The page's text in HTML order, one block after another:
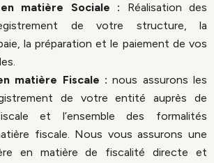
matière Sociale : Réalisation des
de votre structure, la
la préparation et le paiement de vos
matière Fiscale : nous assurons les
de votre entité auprès de
et l’ensemble des formalités
fiscale. Nous vous assurons une
en matière de fiscalité directe et